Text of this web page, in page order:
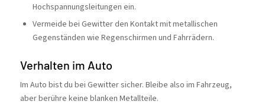
Hochspannungsleitungen ein.
Vermeide bei Gewitter den Kontakt mit metallischen
Gegenständen wie Regenschirmen und Fahrrädern.
Verhalten im Auto
Im Auto bist du bei Gewitter sicher. Bleibe also im Fahrzeug,
aber berühre keine blanken Metallteile.